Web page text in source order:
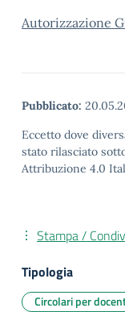
Autorizzazione
Pubblicato:
Eccetto dove
stato rilasciato
Attribuzione 4.0
Stampa /
Tipologia
Circolari per